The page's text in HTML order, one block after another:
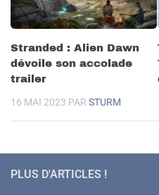
Stranded : Alien Dawn
dévoile son accolade
trailer
16 MAI 2023 PAR STURM
PLUS D'ARTICLES !